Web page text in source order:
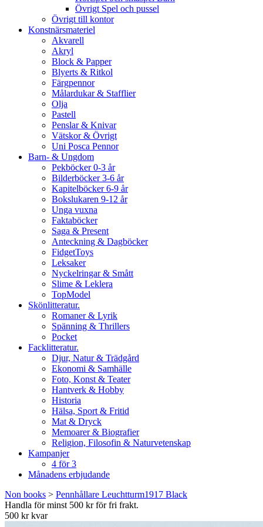
Övrigt Spel och pussel
Övrigt till kontor
Konstnärsmateriel
Akvarell
Akryl
Block & Papper
Blyerts & Ritkol
Färgpennor
Målardukar & Stafflier
Olja
Pastell
Penslar & Knivar
Vätskor & Övrigt
Uni Posca Pennor
Barn- & Ungdom
Pekböcker 0-3 år
Bilderböcker 3-6 år
Kapitelböcker 6-9 år
Bokslukaren 9-12 år
Unga vuxna
Faktaböcker
Saga & Present
Anteckning & Dagböcker
FidgetToys
Leksaker
Nyckelringar & Smått
Slime & Leklera
TopModel
Skönlitteratur.
Romaner & Lyrik
Spänning & Thrillers
Pocket
Facklitteratur.
Djur, Natur & Trädgård
Ekonomi & Samhälle
Foto, Konst & Teater
Hantverk & Hobby
Historia
Hälsa, Sport & Fritid
Mat & Dryck
Memoarer & Biografier
Religion, Filosofin & Naturvetenskap
Kampanjer
4 för 3
Månadens erbjudande
Non books > Pennhållare Leuchtturm1917 Black
Handla för minst 500 kr för fri frakt.
500 kr kvar